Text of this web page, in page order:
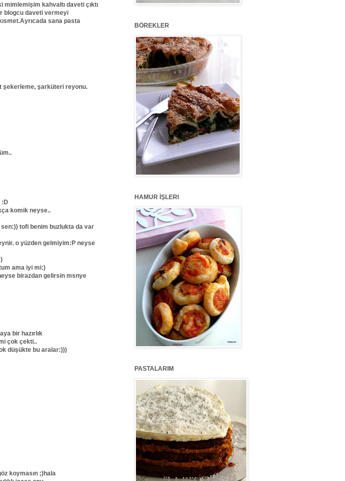
kahvaltı daveti çıktı
blogcu daveti vermeyi
sana pasta
şekerleme, şarküteri reyonu.
:D
komik neyse..
tofi benim buzlukta da var
o yüzden gelmiyim:P neyse
ama iyi mi:)
birazdan gelirsin msnye
bir hazırlık
çok çekti..
düşükte bu aralar:)))
koymasın ;)hala
BÖREKLER
HAMUR İŞLERI
PASTALARIM